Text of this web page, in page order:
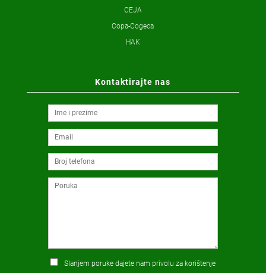
CEJA
Copa-Cogeca
HAK
Kontaktirajte nas
Slanjem poruke dajete nam privolu za korištenje